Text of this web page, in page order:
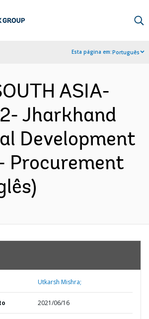
Esta página em:Português
ASIA-
Jharkhand
Development
Procurement
Utkarsh Mishra;
2021/06/16